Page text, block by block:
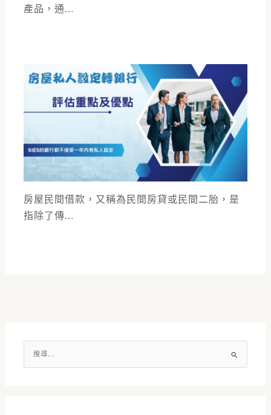
產品，通...
房屋民間借款，又稱為民間房貸或民間二胎，是
指除了傳...
尋